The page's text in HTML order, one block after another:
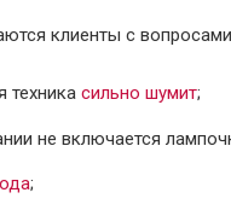
клиенты с
техника сильно шумит;
не включается
;